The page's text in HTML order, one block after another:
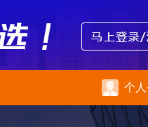
个